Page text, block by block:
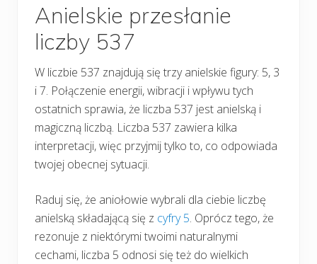
Anielskie przesłanie
liczby 537
W liczbie 537 znajdują się trzy anielskie figury: 5, 3
i 7. Połączenie energii, wibracji i wpływu tych
ostatnich sprawia, że liczba 537 jest anielską i
magiczną liczbą. Liczba 537 zawiera kilka
interpretacji, więc przyjmij tylko to, co odpowiada
twojej obecnej sytuacji.
Raduj się, że aniołowie wybrali dla ciebie liczbę
anielską składającą się z cyfry 5. Oprócz tego, że
rezonuje z niektórymi twoimi naturalnymi
cechami, liczba 5 odnosi się też do wielkich